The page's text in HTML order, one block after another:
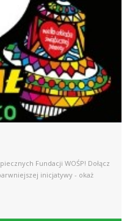
Fundacji WOŚP! Dołącz
inicjatywy - okaż